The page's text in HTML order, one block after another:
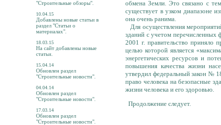
"Строительные обзоры".
10.04.15
Добавлены новые статьи в
раздел "Статьи о
материалах".
18.03.15
На сайт добавлены новые
статьи.
15.04.14
Обновлен раздел
"Строительные новости".
04.04.14
Обновлен раздел
"Строительные новости".
17.03.14
Обновлен раздел
"Строительные новости".
обмена Земли. Это связано с
существует в узком диапазоне
она очень ранима.
Для осуществления
зданий с учетом перечисленных
2001 г. правительство приняло
целью которой является
энергетических ресурсов и
повышения качества жизни
утвердил федеральный закон №
право человека на безопасные
жизни человека и его здоровью.
Продолжение следует.